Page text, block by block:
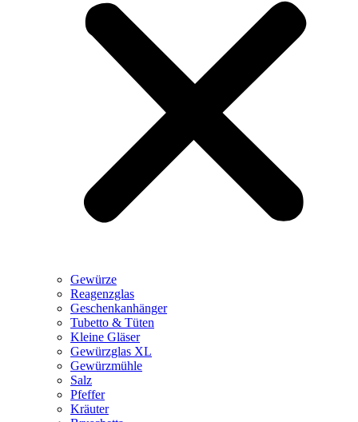
Gewürze
Reagenzglas
Geschenkanhänger
Tubetto & Tüten
Kleine Gläser
Gewürzglas XL
Gewürzmühle
Salz
Pfeffer
Kräuter